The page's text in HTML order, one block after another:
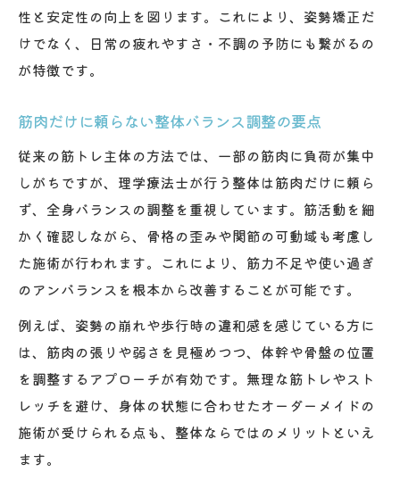
性と安定性の向上を図ります。これにより、姿勢矯正だ
けでなく、日常の疲れやすさ・不調の予防にも繋がるの
が特徴です。
筋肉だけに頼らない整体バランス調整の要点
従来の筋トレ主体の方法では、一部の筋肉に負荷が集中
しがちですが、理学療法士が行う整体は筋肉だけに頼ら
ず、全身バランスの調整を重視しています。筋活動を細
かく確認しながら、骨格の歪みや関節の可動域も考慮し
た施術が行われます。これにより、筋力不足や使い過ぎ
のアンバランスを根本から改善することが可能です。
例えば、姿勢の崩れや歩行時の違和感を感じている方に
は、筋肉の張りや弱さを見極めつつ、体幹や骨盤の位置
を調整するアプローチが有効です。無理な筋トレやスト
レッチを避け、身体の状態に合わせたオーダーメイドの
施術が受けられる点も、整体ならではのメリットといえ
ます。